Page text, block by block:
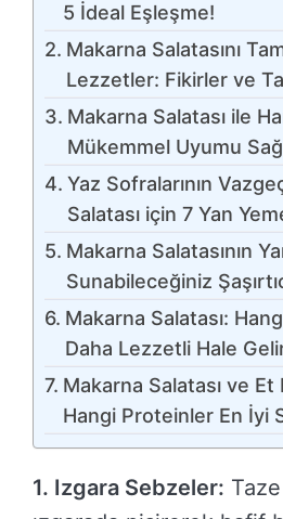
5 İdeal Eşleşme!
Makarna Salatasını
Lezzetler: Fikirler ve
Makarna Salatası ile
Mükemmel Uyumu
Yaz Sofralarının
Salatası için 7 Yan
Makarna Salatasının
Sunabileceğiniz
Makarna Salatası:
Daha Lezzetli Hale
Makarna Salatası ve
Hangi Proteinler En İyi
1. Izgara Sebzeler: